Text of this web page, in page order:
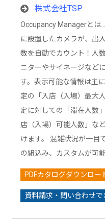
株式会社TSP
Occupancy Managerとは
に設置したカメラが、出
数を自動でカウント！人
ニターやサイネージなど
す。表示可能な情報は主
定の「入店（入場）最大
定に対しての「滞在人数
店（入場）可能人数」な
けます。 混雑状況が一目
の組込み、カスタムが可
PDFカタログダウンロー
資料請求・問い合わせで